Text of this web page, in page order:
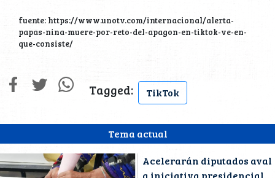
Tema actual
Acelerarán diputados aval
fuente: https://www.unotv.com/internacional/alerta-
papas-nina-muere-por-reto-del-apagon-en-tiktok-ve-en-
que-consiste/
Tagged: TikTok